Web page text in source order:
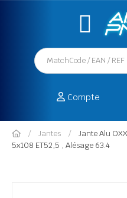
Compte
Jantes
Jante Alu
5x108 ET52,5 , Alésage 63.4